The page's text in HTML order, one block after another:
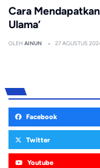
Cara
Ulama’
OLEH AINUN 27 AGUSTUS
Facebook
Twitter
Youtube